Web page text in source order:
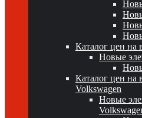
Каталог цен на
Новые
Каталог цен на
Volkswagen
Новые